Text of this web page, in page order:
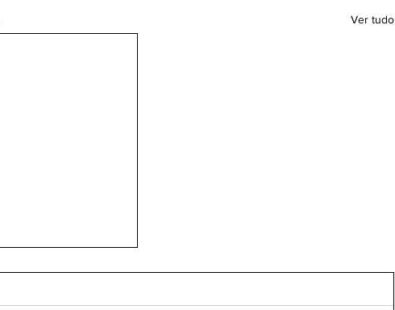
Ver tudo